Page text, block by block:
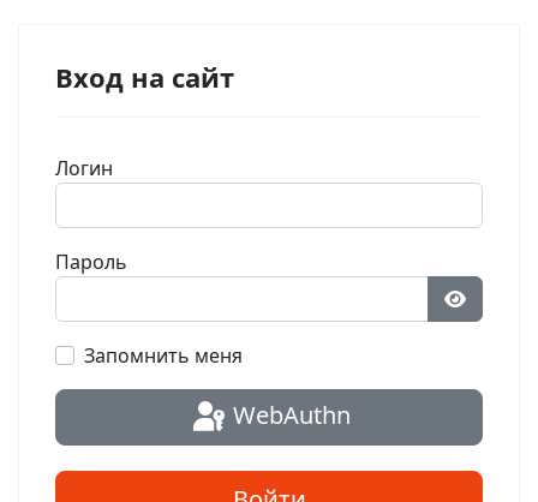
Вход на сайт
Логин
Пароль
Запомнить меня
WebAuthn